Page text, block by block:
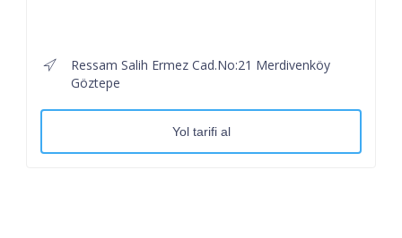
Ressam Salih Ermez Cad.No:21 Merdivenköy
Göztepe
Yol tarifi al